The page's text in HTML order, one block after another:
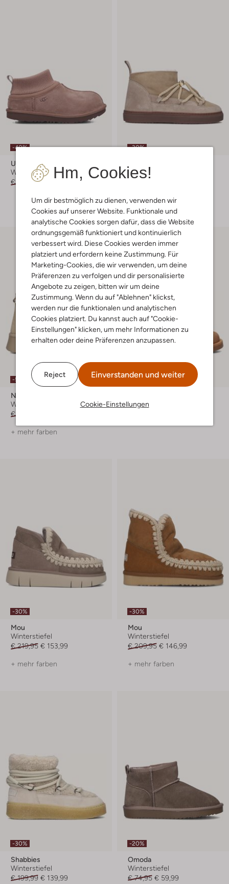
Hm, Cookies!
Um dir bestmöglich zu dienen, verwenden wir
Cookies auf unserer Website. Funktionale und
analytische Cookies sorgen dafür, dass die Website
ordnungsgemäß funktioniert und kontinuierlich
verbessert wird. Diese Cookies werden immer
platziert und erfordern keine Zustimmung. Für
Marketing-Cookies, die wir verwenden, um deine
Präferenzen zu verfolgen und dir personalisierte
Angebote zu zeigen, bitten wir um deine
Zustimmung. Wenn du auf "Ablehnen" klickst,
werden nur die funktionalen und analytischen
Cookies platziert. Du kannst auch auf "Cookie-
Einstellungen" klicken, um mehr Informationen zu
erhalten oder deine Präferenzen anzupassen.
Reject Einverstanden und weiter
Cookie-Einstellungen
-40%
Ugg
Winterstiefel
€ 114,99 € 68,99
-30%
Winterstiefel
+ mehr farben
-50%
Notre-V
Winterstiefel
€ 99,95
+ mehr farben
-40%
Winterstiefel
-30%
Mou
Winterstiefel
€ 219,95 € 153,99
+ mehr farben
-30%
Mou
Winterstiefel
€ 209,95 € 146,99
+ mehr farben
-30%
Shabbies
Winterstiefel
€ 199,99 € 139,99
-20%
Omoda
Winterstiefel
€ 74,95 € 59,99